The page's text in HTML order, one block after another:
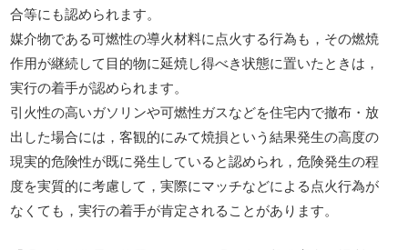
合等にも認められます。
媒介物である可燃性の導火材料に点火する行為も，その燃焼
作用が継続して目的物に延焼し得べき状態に置いたときは，
実行の着手が認められます。
引火性の高いガソリンや可燃性ガスなどを住宅内で撤布・放
出した場合には，客観的にみて焼損という結果発生の高度の
現実的危険性が既に発生していると認められ，危険発生の程
度を実質的に考慮して，実際にマッチなどによる点火行為が
なくても，実行の着手が肯定されることがあります。